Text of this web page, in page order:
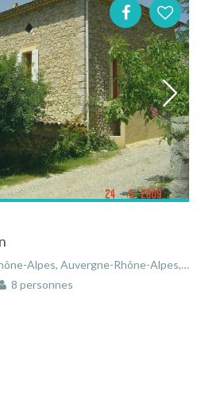
Alpes, Auvergne-Rhône-Alpes, France
8 personnes